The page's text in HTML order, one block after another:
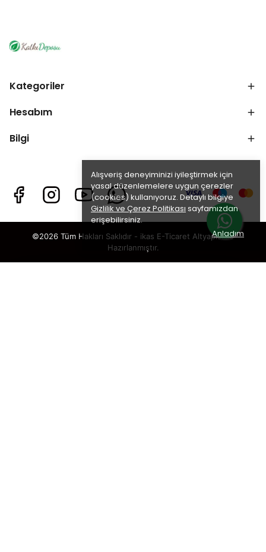
Alışveriş deneyiminizi iyileştirmek için
yasal düzenlemelere uygun çerezler
(cookies) kullanıyoruz. Detaylı bilgiye
Gizlilik ve Çerez Politikası sayfamızdan
erişebilirsiniz.
Anladım
Kategoriler
Hesabım
Bilgi
©2026 Tüm Hakları Saklıdır - ikas E-Ticaret Altyapısı ile
Hazırlanmıştır.